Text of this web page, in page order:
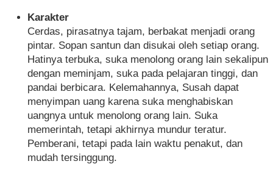
Karakter
Cerdas, pirasatnya tajam, berbakat menjadi orang
pintar. Sopan santun dan disukai oleh setiap orang.
Hatinya terbuka, suka menolong orang lain sekalipun
dengan meminjam, suka pada pelajaran tinggi, dan
pandai berbicara. Kelemahannya, Susah dapat
menyimpan uang karena suka menghabiskan
uangnya untuk menolong orang lain. Suka
memerintah, tetapi akhirnya mundur teratur.
Pemberani, tetapi pada lain waktu penakut, dan
mudah tersinggung.